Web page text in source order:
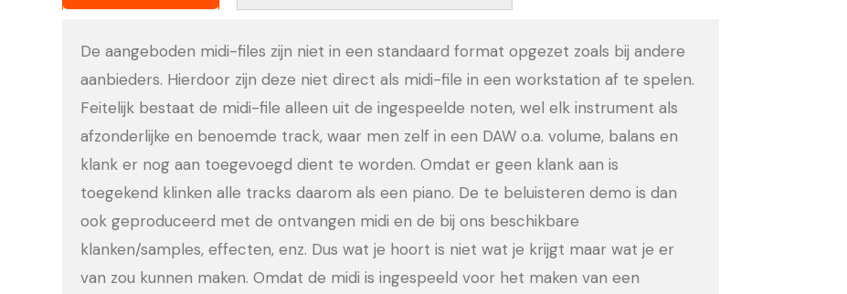
De aangeboden midi-files zijn niet in een standaard format opgezet zoals bij andere
aanbieders. Hierdoor zijn deze niet direct als midi-file in een workstation af te spelen.
Feitelijk bestaat de midi-file alleen uit de ingespeelde noten, wel elk instrument als
afzonderlijke en benoemde track, waar men zelf in een DAW o.a. volume, balans en
klank er nog aan toegevoegd dient te worden. Omdat er geen klank aan is
toegekend klinken alle tracks daarom als een piano. De te beluisteren demo is dan
ook geproduceerd met de ontvangen midi en de bij ons beschikbare
klanken/samples, effecten, enz. Dus wat je hoort is niet wat je krijgt maar wat je er
van zou kunnen maken. Omdat de midi is ingespeeld voor het maken van een